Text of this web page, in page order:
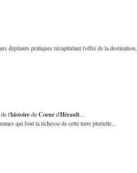
dépliants pratiques récapitulant l'offre de la destination.
l'histoireduCoeurd'Hérault...
qui font la richesse de cette terre plurielle...